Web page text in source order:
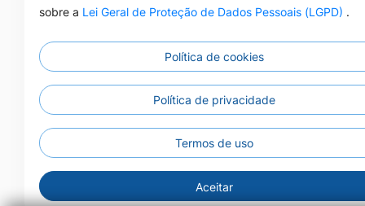
sobre a Lei Geral de Proteção de Dados Pessoais (LGPD) .
Política de cookies
Política de privacidade
Termos de uso
Aceitar